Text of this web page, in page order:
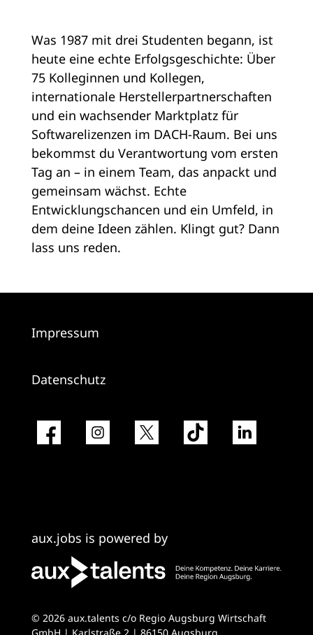
Was 1987 mit drei Studenten begann, ist
heute eine echte Erfolgsgeschichte: Über
75 Kolleginnen und Kollegen,
internationale Herstellerpartnerschaften
und ein wachsender Marktplatz für
Softwarelizenzen im DACH-Raum. Bei uns
bekommst du Verantwortung vom ersten
Tag an – in einem Team, das anpackt und
gemeinsam wächst. Echte
Entwicklungschancen und ein Umfeld, in
dem deine Ideen zählen. Klingt gut? Dann
lass uns reden.
Impressum
Datenschutz
aux.jobs is powered by
© 2026 aux.talents c/o Regio Augsburg Wirtschaft